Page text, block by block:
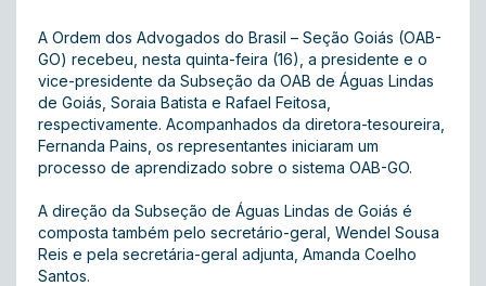
A Ordem dos Advogados do Brasil – Seção Goiás (OAB-
GO) recebeu, nesta quinta-feira (16), a presidente e o
vice-presidente da Subseção da OAB de Águas Lindas
de Goiás, Soraia Batista e Rafael Feitosa,
respectivamente. Acompanhados da diretora-tesoureira,
Fernanda Pains, os representantes iniciaram um
processo de aprendizado sobre o sistema OAB-GO.
A direção da Subseção de Águas Lindas de Goiás é
composta também pelo secretário-geral, Wendel Sousa
Reis e pela secretária-geral adjunta, Amanda Coelho
Santos.